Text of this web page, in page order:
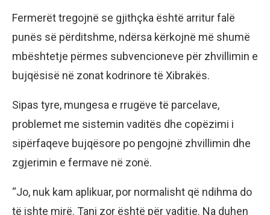
Fermerët tregojnë se gjithçka është arritur falë
punës së përditshme, ndërsa kërkojnë më shumë
mbështetje përmes subvencioneve për zhvillimin e
bujqësisë në zonat kodrinore të Xibrakës.
Sipas tyre, mungesa e rrugëve të parcelave,
problemet me sistemin vaditës dhe copëzimi i
sipërfaqeve bujqësore po pengojnë zhvillimin dhe
zgjerimin e fermave në zonë.
“Jo, nuk kam aplikuar, por normalisht që ndihma do
të ishte mirë. Tani zor është për vaditje. Na duhen